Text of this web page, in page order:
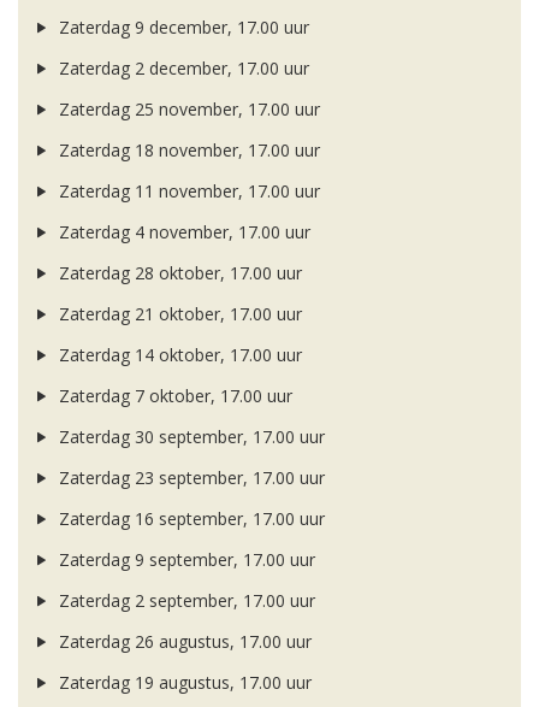
Zaterdag 9 december, 17.00 uur
Zaterdag 2 december, 17.00 uur
Zaterdag 25 november, 17.00 uur
Zaterdag 18 november, 17.00 uur
Zaterdag 11 november, 17.00 uur
Zaterdag 4 november, 17.00 uur
Zaterdag 28 oktober, 17.00 uur
Zaterdag 21 oktober, 17.00 uur
Zaterdag 14 oktober, 17.00 uur
Zaterdag 7 oktober, 17.00 uur
Zaterdag 30 september, 17.00 uur
Zaterdag 23 september, 17.00 uur
Zaterdag 16 september, 17.00 uur
Zaterdag 9 september, 17.00 uur
Zaterdag 2 september, 17.00 uur
Zaterdag 26 augustus, 17.00 uur
Zaterdag 19 augustus, 17.00 uur